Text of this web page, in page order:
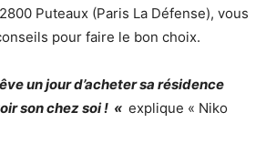
Puteaux (Paris La Défense), vous
pour faire le bon choix.
un jour d’acheter sa résidence
son chez soi ! « explique « Niko